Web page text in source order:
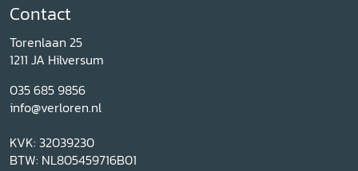
Contact
Torenlaan 25
1211 JA Hilversum
035 685 9856
info@verloren.nl
KVK: 32039230
BTW: NL805459716B01